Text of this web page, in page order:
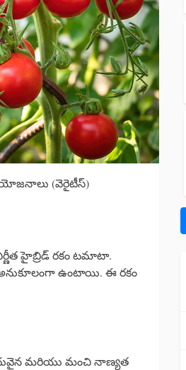
(వెరైటీస్)
హైబ్రిడ్ రకం టమాటా.
ఉంటాయి. ఈ రకం
మరియు మంచి నాణ్యత